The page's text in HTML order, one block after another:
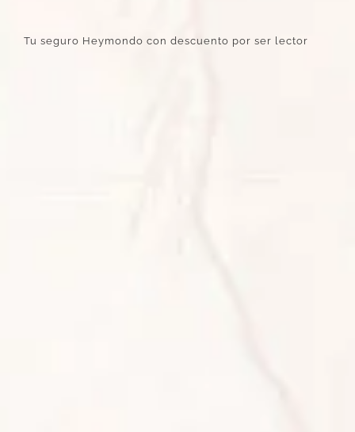
Tu seguro Heymondo con descuento por ser lector